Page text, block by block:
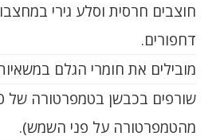
חוצבים חרסית וסלע גירי
דחפורים.
מובילים את חומרי הגלם
מהטמפרטורה על פני השמש).